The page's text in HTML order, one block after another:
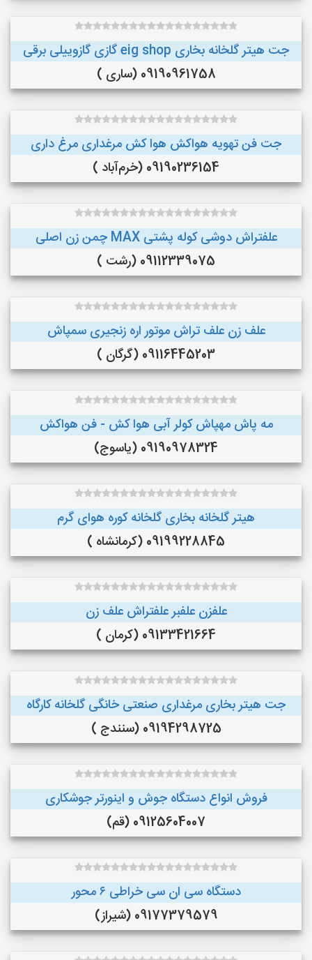
جت هیتر گلخانه بخاری eig shop گازی گازوییلی برقی
09190961758 (ساری )
جت فن تهویه هواکش هوا کش مرغداری مرغ داری
09190236154 (خرم‌آباد )
علفتراش دوشی کوله پشتی MAX چمن زن اصلی
09112339075 (رشت )
علف زن علف تراش موتور اره زنجیری سمپاش
09116445203 (گرگان )
مه پاش مهپاش کولر آبی هوا کش - فن هواکش
09190978324 (یاسوج)
هیتر گلخانه بخاری گلخانه کوره هوای گرم
09199228845 (کرمانشاه )
علفزن علفبر علفتراش علف زن
09133421664 (کرمان )
جت هیتر بخاری مرغداری صنعتی خانگی گلخانه کارگاه
09194298725 (سنندج )
فروش انواع دستگاه جوش و اینورتر جوشکاری
09125604007 (قم)
دستگاه سی ان سی خراطی ۶ محور
09177379579 (شیراز)